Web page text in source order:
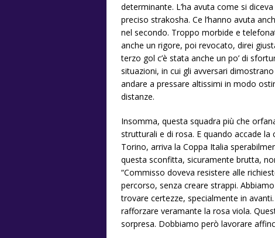
determinante. L’ha avuta come si
preciso strakosha. Ce l’hanno avuta
nel secondo. Troppo morbide e
anche un rigore, poi revocato, direi
terzo gol c’è stata anche un po’ di
situazioni, in cui gli avversari
andare a pressare altissimi in modo
distanze.
Insomma, questa squadra più che
strutturali e di rosa. E quando accade la
Torino, arriva la Coppa Italia
questa sconfitta, sicuramente brutta,
“Commisso doveva resistere alle
percorso, senza creare strappi.
trovare certezze, specialmente in
rafforzare veramante la rosa viola.
sorpresa. Dobbiamo però lavorare